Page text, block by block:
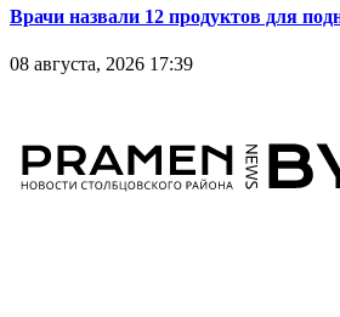
Врачи назвали 12 продуктов для
08 августа, 2026 17:39